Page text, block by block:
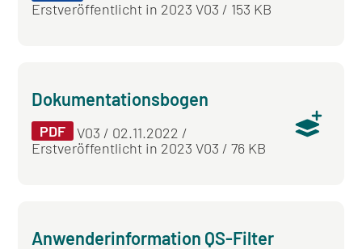
Erstveröffentlicht in 2023 V03 / 153 KB
Dokumentationsbogen
PDF
V03 / 02.11.2022 /
Erstveröffentlicht in 2023 V03 / 76 KB
Anwenderinformation QS-Filter